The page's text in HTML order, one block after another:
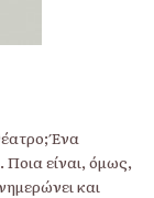
Ένα
Ποια είναι, όμως,
και